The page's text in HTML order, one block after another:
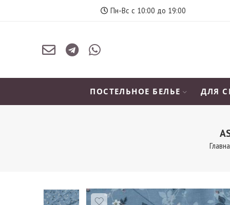
Пн-Вс с 10:00 до 19:00
ПОСТЕЛЬНОЕ БЕЛЬЕ ДЛЯ